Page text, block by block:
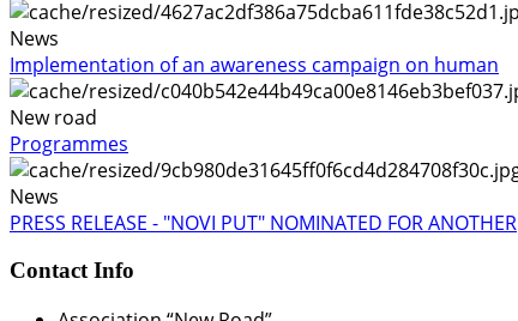
News
Implementation of an awareness campaign on human
New road
Programmes
News
PRESS RELEASE - "NOVI PUT" NOMINATED FOR ANOTHER
Contact Info